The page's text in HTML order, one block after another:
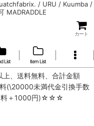
/ URU / Kuumba /
MADRADDLE
カート
List item List
、送料無料、合計金額
(\20000未満代金引換手数
料＋1000円)☆☆☆